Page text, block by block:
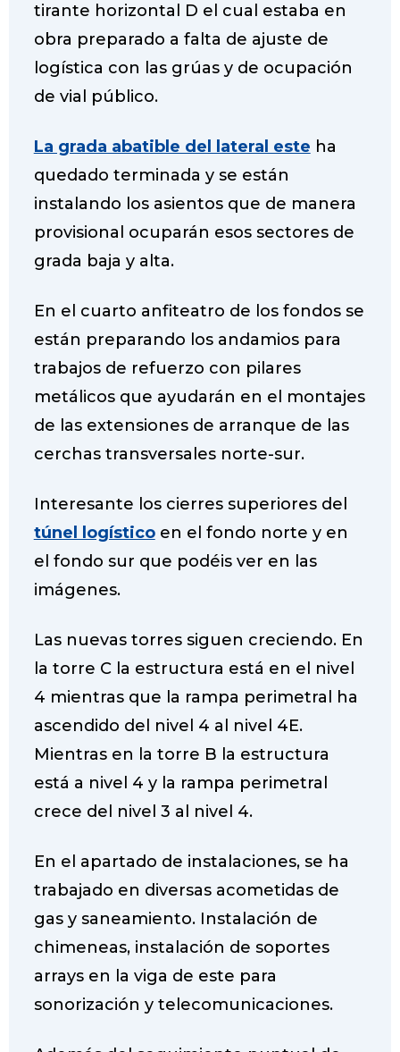
tirante horizontal D el cual estaba en
obra preparado a falta de ajuste de
logística con las grúas y de ocupación
de vial público.
La grada abatible del lateral este ha
quedado terminada y se están
instalando los asientos que de manera
provisional ocuparán esos sectores de
grada baja y alta.
En el cuarto anfiteatro de los fondos se
están preparando los andamios para
trabajos de refuerzo con pilares
metálicos que ayudarán en el montajes
de las extensiones de arranque de las
cerchas transversales norte-sur.
Interesante los cierres superiores del
túnel logísticoen el fondo norte y en
el fondo sur que podéis ver en las
imágenes.
Las nuevas torres siguen creciendo. En
la torre C la estructura está en el nivel
4 mientras que la rampa perimetral ha
ascendido del nivel 4 al nivel 4E.
Mientras en la torre B la estructura
está a nivel 4 y la rampa perimetral
crece del nivel 3 al nivel 4.
En el apartado de instalaciones, se ha
trabajado en diversas acometidas de
gas y saneamiento. Instalación de
chimeneas, instalación de soportes
arrays en la viga de este para
sonorización y telecomunicaciones.